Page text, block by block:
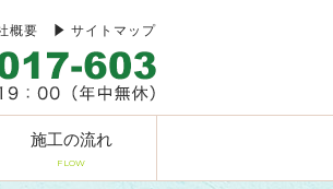
サイトマップ
概要
施工の流れ
FLOW